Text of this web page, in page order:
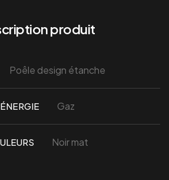
produit
Poêle design étanche
ÉNERGIE Gaz
Noir mat